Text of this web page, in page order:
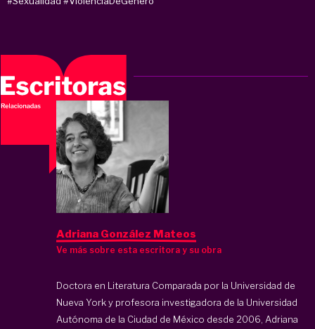
Adriana González Mateos
Ve más sobre esta escritora y su obra
Doctora en Literatura Comparada por la Universidad de
Nueva York y profesora investigadora de la Universidad
Autónoma de la Ciudad de México desde 2006, Adriana